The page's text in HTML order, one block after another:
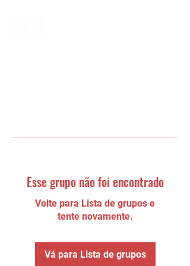
Esse grupo não foi encontrado
Volte para Lista de grupos e
tente novamente.
Vá para Lista de grupos